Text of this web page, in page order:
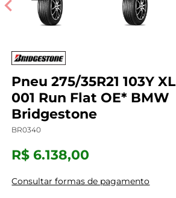
Pneu 275/35R21 103Y
001 Run Flat OE* BMW
Bridgestone
BR0340
R$ 6.138,00
Consultar formas de pagamento